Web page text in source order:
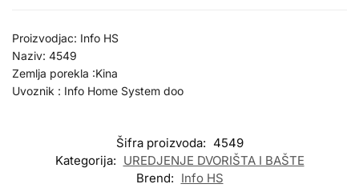
Proizvodjac: Info HS
Naziv: 4549
Zemlja porekla :Kina
Uvoznik : Info Home System doo
Šifra proizvoda: 4549
Kategorija: UREDJENJE DVORIŠTA I BAŠTE
Brend: Info HS